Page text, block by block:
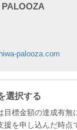
PALOOZA
palooza.com
選択する
目標金額の達成有無
援を申し込んだ時点